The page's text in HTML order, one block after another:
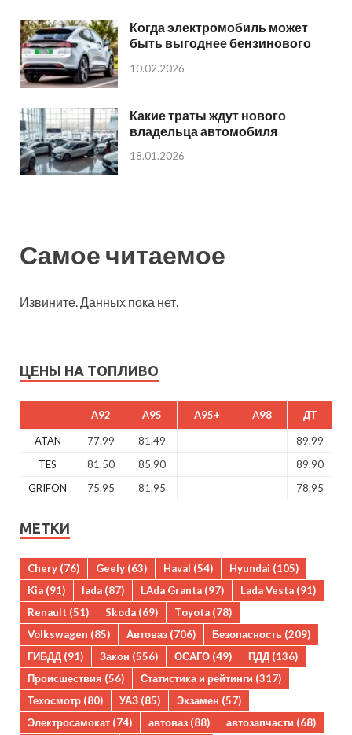
Когда электромобиль может
быть выгоднее бензинового
10.02.2026
Какие траты ждут нового
владельца автомобиля
18.01.2026
Самое читаемое
Извините. Данных пока нет.
ЦЕНЫ НА ТОПЛИВО
A92 A95 A95+ A98 ДТ
ATAN 77.99 81.49
89.99
TES
81.50 85.90
89.90
GRIFON
75.95 81.95 78.95
МЕТКИ
Chery (76) Geely (63) Haval (54) Hyundai (105)
Kia (91) lada (87) LAda Granta (97) Lada Vesta (91)
Renault (51) Skoda (69) Toyota (78)
Volkswagen (85) Автоваз (706) Безопасность (209)
ГИБДД (91) Закон (556) ОСАГО (49) ПДД (136)
Происшествия (56) Статистика и рейтинги (317)
Техосмотр (80) УАЗ (85) Экзамен (57)
Электросамокат (74) автоваз (88) автозапчасти (68)